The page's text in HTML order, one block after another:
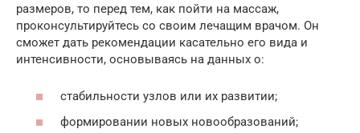
размеров, то перед тем, как пойти на массаж,
проконсультируйтесь со своим лечащим врачом. Он
сможет дать рекомендации касательно его вида и
интенсивности, основываясь на данных о:
стабильности узлов или их развитии;
формировании новых новообразований;